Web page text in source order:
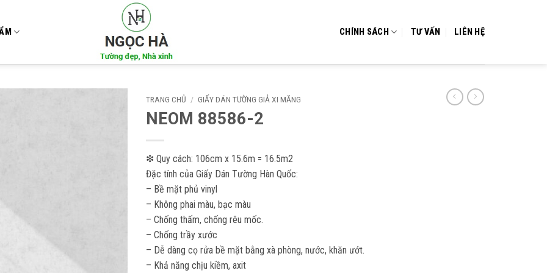
CHÍNH SÁCH TƯ VẤN LIÊN HỆ
TRANG CHỦ / GIẤY DÁN TƯỜNG GIẢ XI MĂNG
NEOM 88586-2
❇ Quy cách: 106cm x 15.6m = 16.5m2
Đặc tính của Giấy Dán Tường Hàn Quốc:
– Bề mặt phủ vinyl
– Không phai màu, bạc màu
– Chống thấm, chống rêu mốc.
– Chống trầy xước
– Dễ dàng cọ rửa bề mặt bằng xà phòng, nước, khăn ướt.
– Khả năng chịu kiềm, axit